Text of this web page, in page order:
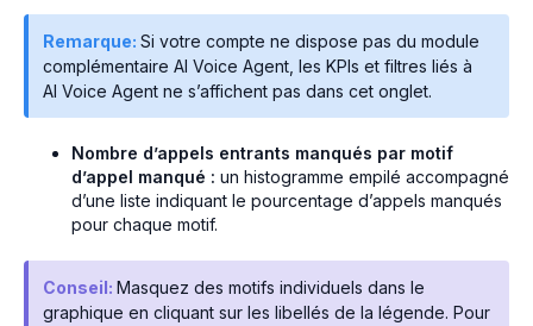
Remarque: Si votre compte ne dispose pas du module
complémentaire AI Voice Agent, les KPIs et filtres liés à
AI Voice Agent ne s’affichent pas dans cet onglet.
Nombre d’appels entrants manqués par motif
d’appel manqué : un histogramme empilé accompagné
d’une liste indiquant le pourcentage d’appels manqués
pour chaque motif.
Conseil: Masquez des motifs individuels dans le
graphique en cliquant sur les libellés de la légende. Pour